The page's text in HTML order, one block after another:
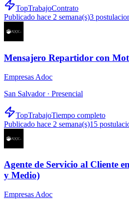
TopTrabajoContrato
Publicado hace 2 semana(s)3
Mensajero Repartidor con
Empresas Adoc
San Salvador · Presencial
TopTrabajoTiempo completo
Publicado hace 2 semana(s)15
Agente de Servicio al Cliente
y Medio)
Empresas Adoc